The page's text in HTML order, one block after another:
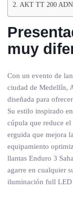
AKT TT 200 ADN
muy
Con un evento de
ciudad de Medellín,
diseñada para
Su estilo inspirado
cúpula que reduce
erguida que mejora
equipamiento
llantas Enduro 3
agarre en cualquier
iluminación full LED